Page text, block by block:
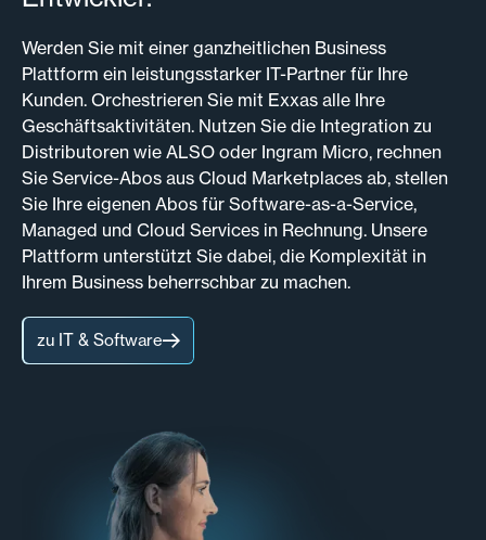
Werden Sie mit einer ganzheitlichen Business
Plattform ein leistungsstarker IT-Partner für Ihre
Kunden. Orchestrieren Sie mit Exxas alle Ihre
Geschäftsaktivitäten. Nutzen Sie die Integration zu
Distributoren wie ALSO oder Ingram Micro, rechnen
Sie Service-Abos aus Cloud Marketplaces ab, stellen
Sie Ihre eigenen Abos für Software-as-a-Service,
Managed und Cloud Services in Rechnung. Unsere
Plattform unterstützt Sie dabei, die Komplexität in
Ihrem Business beherrschbar zu machen.
zu IT & Software